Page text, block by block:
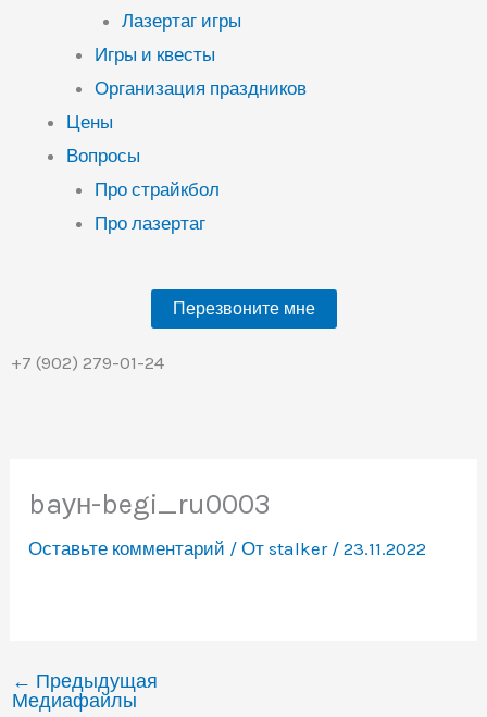
Лазертаг игры
Игры и квесты
Организация праздников
Цены
Вопросы
Про страйкбол
Про лазертаг
Перезвоните мне
+7 (902) 279-01-24
baун-begi_ru0003
Оставьте комментарий / Отstalker /23.11.2022
← Предыдущая
Медиафайлы